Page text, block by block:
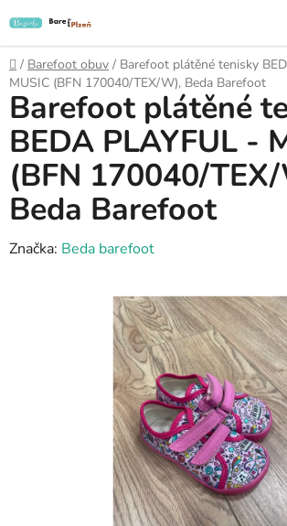
na
obsah
Domů
/ Barefoot obuv / Barefoot plátěné tenisky
MUSIC (BFN 170040/TEX/W), Beda Barefoot
Barefoot plátěné
BEDA PLAYFUL -
(BFN 170040/
Beda Barefoot
Značka: Beda barefoot